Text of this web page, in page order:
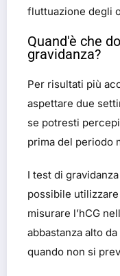
fluttuazione degli
Quand'è che
gravidanza?
Per risultati più
aspettare due
se potresti
prima del periodo
I test di
possibile
misurare l’hCG
abbastanza alto
quando non si